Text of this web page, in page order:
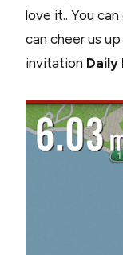
love it.. You
can cheer us
invitation Daily